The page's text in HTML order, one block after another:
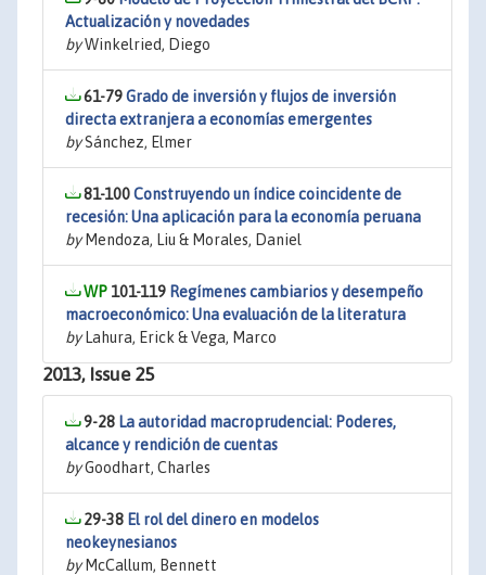
Actualización y novedades
byWinkelried, Diego
61-79Grado de inversión y flujos de inversión
directa extranjera a economías emergentes
bySánchez, Elmer
81-100Construyendo un índice coincidente de
recesión: Una aplicación para la economía peruana
byMendoza, Liu & Morales, Daniel
101-119 Regímenes cambiarios y desempeño
macroeconómico: Una evaluación de la literatura
byLahura, Erick & Vega, Marco
2013, Issue 25
9-28 La autoridad macroprudencial: Poderes,
alcance y rendición de cuentas
byGoodhart, Charles
29-38 El rol del dinero en modelos
neokeynesianos
byMcCallum, Bennett